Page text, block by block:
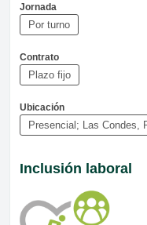
Jornada
Por turno
Contrato
Plazo fijo
Ubicación
Presencial; Las Condes,
Inclusión laboral